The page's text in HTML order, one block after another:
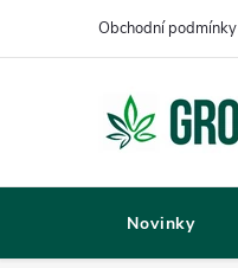
Obchodní podmínky
Novinky